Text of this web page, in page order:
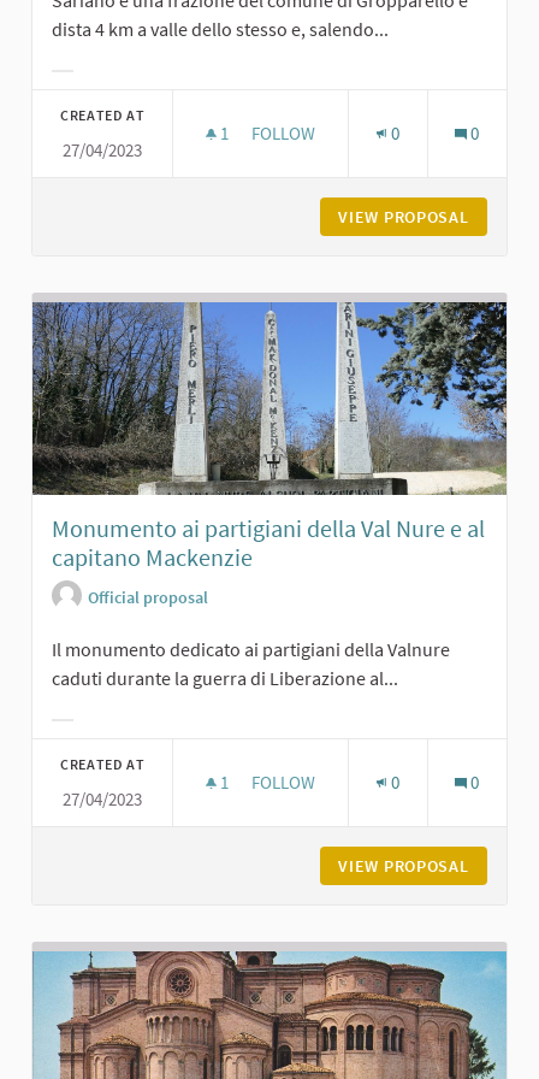
dista 4 km a valle dello stesso e, salendo...
CREATED AT
27/04/2023
1 1 FOLLOWER
FOLLOW 0 0
VIEW PROPOSAL
Monumento ai partigiani della Val Nure e al
capitano Mackenzie
Official proposal
Il monumento dedicato ai partigiani della Valnure
caduti durante la guerra di Liberazione al...
CREATED AT
27/04/2023
1 1 FOLLOWER
FOLLOW 0 0
VIEW PROPOSAL